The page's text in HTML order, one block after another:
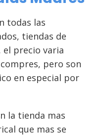
todas las
tiendas de
el precio varia
pero son
en especial por
la tienda mas
que mas se